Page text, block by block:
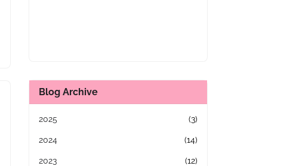
Blog Archive
2025 (3)
2024 (14)
2023 (12)